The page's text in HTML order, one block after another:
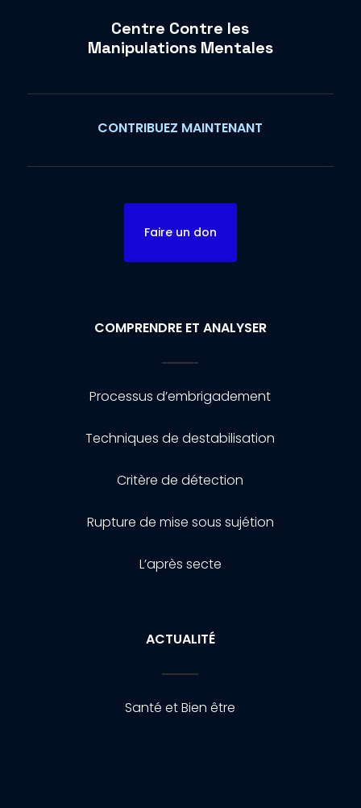
Centre Contre les
Manipulations Mentales
CONTRIBUEZ MAINTENANT
Faire un don
COMPRENDRE ET ANALYSER
Processus d’embrigadement
Techniques de destabilisation
Critère de détection
Rupture de mise sous sujétion
L’après secte
ACTUALITÉ
Santé et Bien être